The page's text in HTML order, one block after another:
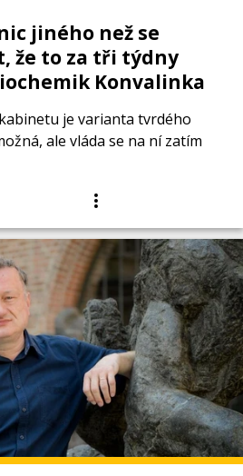
jiného než se
že to za tři týdny
Konvalinka
je varianta tvrdého
ale vláda se na ní zatím